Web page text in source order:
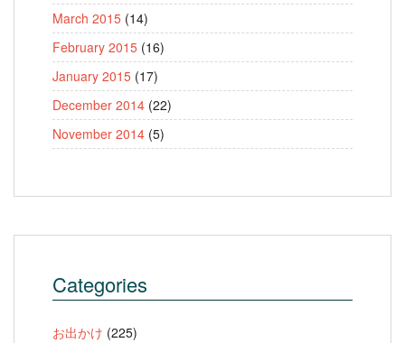
March 2015 (14)
February 2015 (16)
January 2015 (17)
December 2014 (22)
November 2014 (5)
Categories
お出かけ (225)